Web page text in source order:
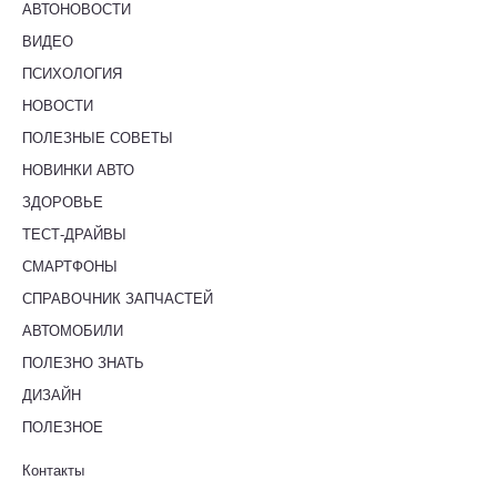
АВТОНОВОСТИ
ВИДЕО
ПСИХОЛОГИЯ
НОВОСТИ
ПОЛЕЗНЫЕ СОВЕТЫ
НОВИНКИ АВТО
ЗДОРОВЬЕ
ТЕСТ-ДРАЙВЫ
СМАРТФОНЫ
СПРАВОЧНИК ЗАПЧАСТЕЙ
АВТОМОБИЛИ
ПОЛЕЗНО ЗНАТЬ
ДИЗАЙН
ПОЛЕЗНОЕ
Контакты